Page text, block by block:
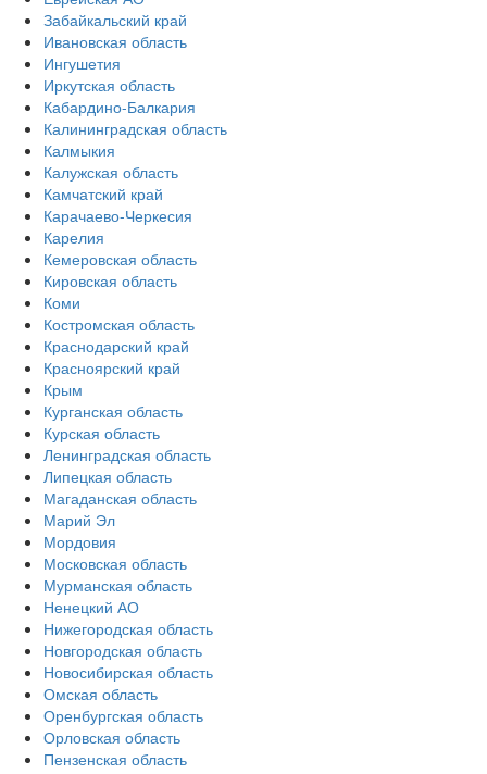
Забайкальский край
Ивановская область
Ингушетия
Иркутская область
Кабардино-Балкария
Калининградская область
Калмыкия
Калужская область
Камчатский край
Карачаево-Черкесия
Карелия
Кемеровская область
Кировская область
Коми
Костромская область
Краснодарский край
Красноярский край
Крым
Курганская область
Курская область
Ленинградская область
Липецкая область
Магаданская область
Марий Эл
Мордовия
Московская область
Мурманская область
Ненецкий АО
Нижегородская область
Новгородская область
Новосибирская область
Омская область
Оренбургская область
Орловская область
Пензенская область